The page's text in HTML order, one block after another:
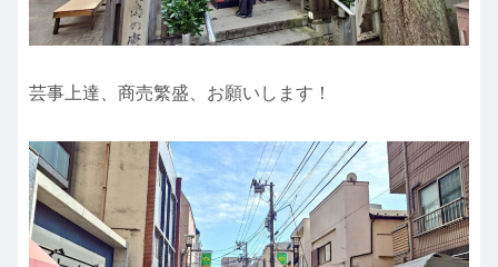
芸事上達、商売繁盛、お願いします！